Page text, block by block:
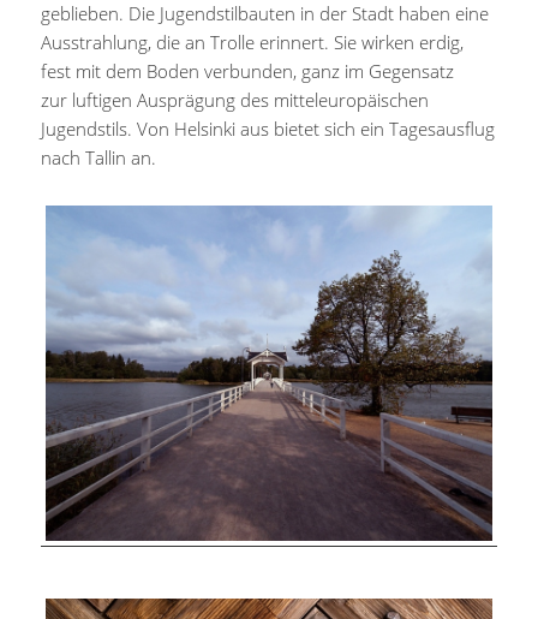
geblieben. Die Jugendstilbauten in der Stadt haben eine
Ausstrahlung, die an Trolle erinnert. Sie wirken erdig,
fest mit dem Boden verbunden, ganz im Gegensatz
zur luftigen Ausprägung des mitteleuropäischen
Jugendstils. Von Helsinki aus bietet sich ein Tagesausflug
nach Tallin an.